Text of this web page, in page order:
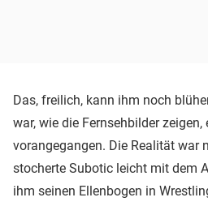
Das, freilich, kann ihm noch
war, wie die Fernsehbilder
vorangegangen. Die Realität war
stocherte Subotic leicht mit dem
ihm seinen Ellenbogen in